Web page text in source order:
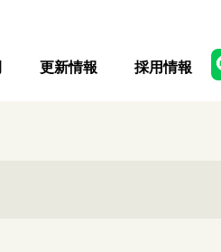
更新情報 採用情報